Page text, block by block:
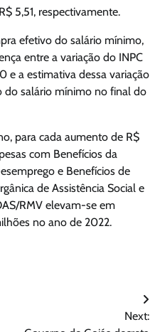
5,51, respectivamente.
efetivo do salário mínimo,
entre a variação do INPC
e a estimativa dessa variação
do salário mínimo no final do
para cada aumento de R$
com Benefícios da
e Benefícios de
de Assistência Social e
RMV elevam-se em
no ano de 2022.
Next: